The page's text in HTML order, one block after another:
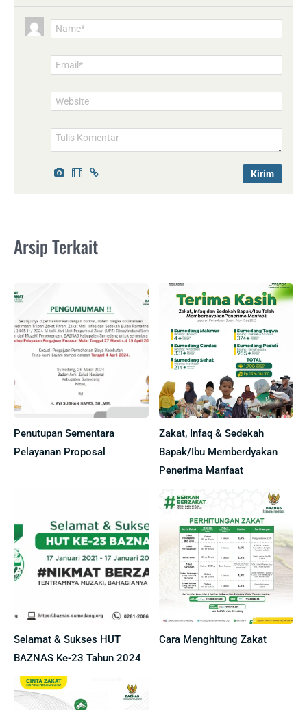
Name*
Email*
Website
Arsip Terkait
Penutupan Sementara
Pelayanan Proposal
Zakat, Infaq & Sedekah
Bapak/Ibu Memberdyakan
Penerima Manfaat
Selamat & Sukses HUT
BAZNAS Ke-23 Tahun 2024
Cara Menghitung Zakat